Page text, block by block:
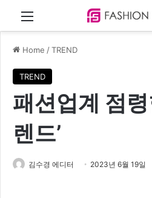
Menu
Home /TREND
TREND
패션업계 점
렌드’
김수경 에디터 2023년 6월 19일